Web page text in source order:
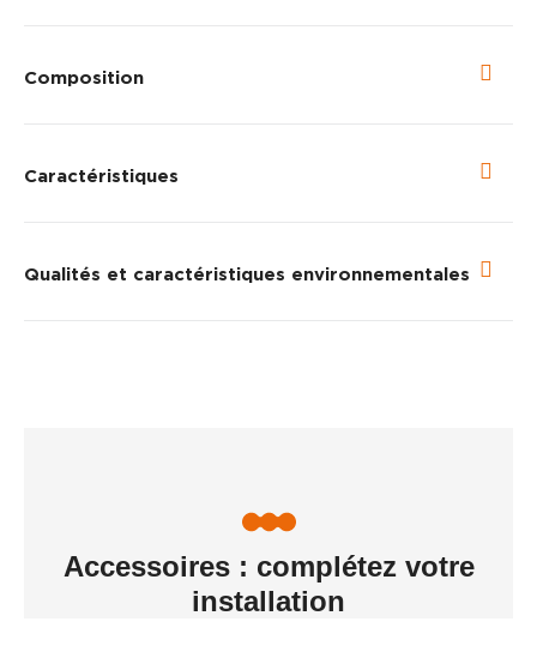
Composition
Caractéristiques
Qualités et caractéristiques environnementales
Accessoires : complétez votre
installation